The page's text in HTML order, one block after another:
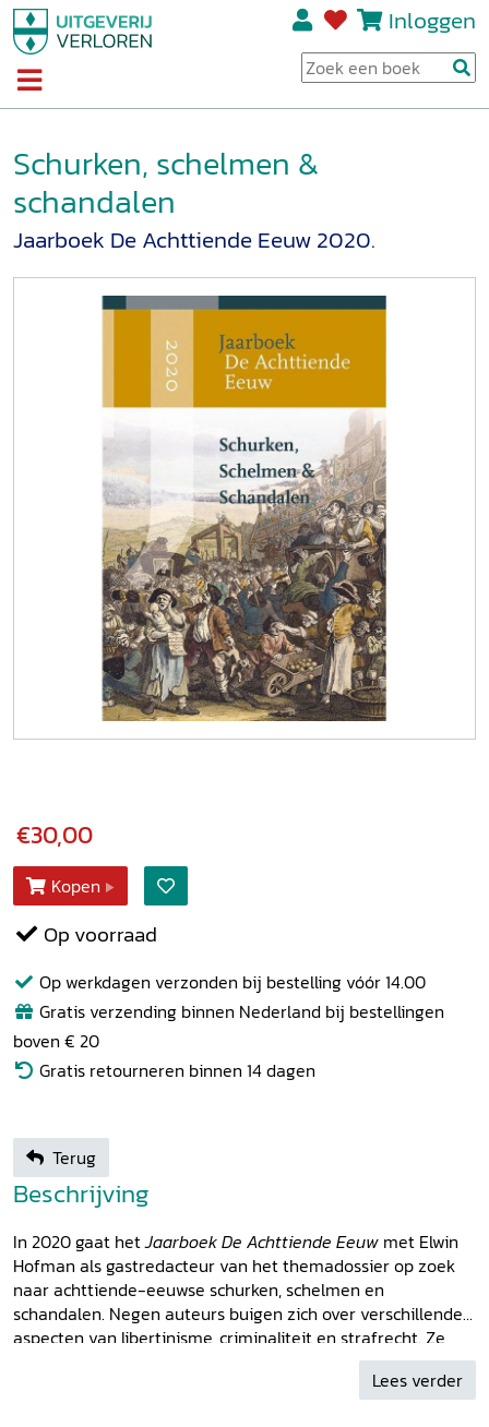
Inloggen
Schurken, schelmen &
schandalen
Jaarboek De Achttiende Eeuw 2020.
€30,00
Kopen
Op voorraad
Op werkdagen verzonden bij bestelling vóór 14.00
Gratis verzending binnen Nederland bij bestellingen
boven € 20
Gratis retourneren binnen 14 dagen
Terug
Beschrijving
In 2020 gaat hetJaarboek De Achttiende Eeuw met Elwin
Hofman als gastredacteur van het themadossier op zoek
naar achttiende-eeuwse schurken, schelmen en
schandalen. Negen auteurs buigen zich over verschillende
aspecten van libertinisme, criminaliteit en strafrecht. Ze
geven op een vernieuwende manier aandacht aan de
meerduidigheid en grilligheid van macht en aan de rol van
Lees verder